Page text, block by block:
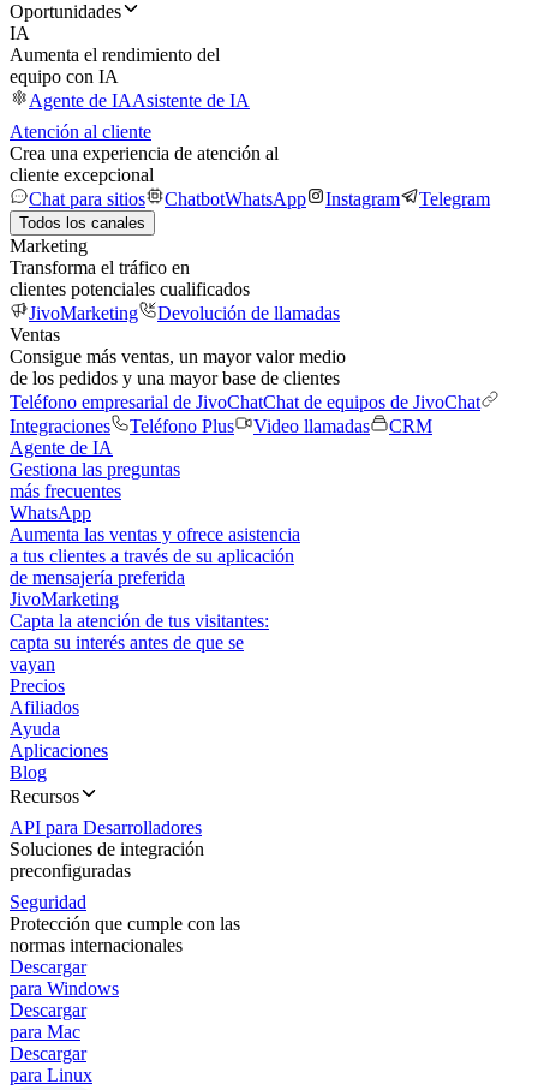
Oportunidades
IA
Aumenta el rendimiento del
equipo con IA
Agente de IAAsistente de IA
Atención al cliente
Crea una experiencia de atención al
cliente excepcional
Chat para sitios
ChatbotWhatsApp Instagram Telegram
Todos los canales
Marketing
Transforma el tráfico en
clientes potenciales cualificados
JivoMarketing
Devolución de llamadas
Ventas
Consigue más ventas, un mayor valor medio
de los pedidos y una mayor base de clientes
Teléfono empresarial de JivoChatChat de equipos de JivoChat
Integraciones
Teléfono Plus Video llamadas
CRM
Agente de IA
Gestiona las preguntas
más frecuentes
WhatsApp
Aumenta las ventas y ofrece asistencia
a tus clientes a través de su aplicación
de mensajería preferida
JivoMarketing
Capta la atención de tus visitantes:
capta su interés antes de que se
vayan
Precios
Afiliados
Ayuda
Aplicaciones
Blog
Recursos
API para Desarrolladores
Soluciones de integración
preconfiguradas
Seguridad
Protección que cumple con las
normas internacionales
Descargar
para Windows
Descargar
para Mac
Descargar
para Linux